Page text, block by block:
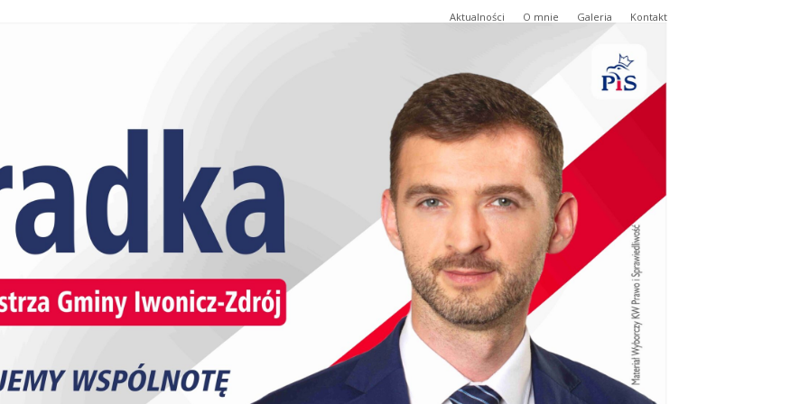
Aktualności O mnie Galeria Kontakt